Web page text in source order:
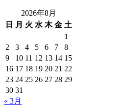
2026年8月
日
月 火 水 木 金 土
1
2
3 4 5 6 7
8
9
10 11 12 13 14 15
16 17 18 19 20 21 22
23 24 25 26 27 28 29
30 31
« 3月